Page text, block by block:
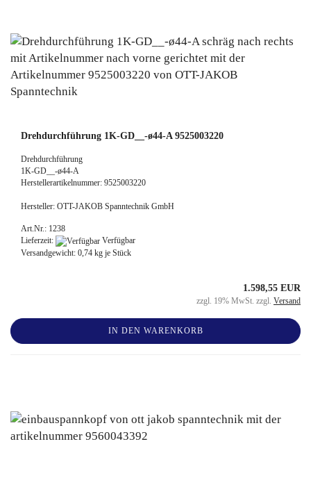
Drehdurchführung 1K-GD__-ø44-A 9525003220
Drehdurchführung
1K-GD__-ø44-A
Herstellerartikelnummer: 9525003220
Hersteller: OTT-JAKOB Spanntechnik GmbH
Art.Nr.: 1238
Lieferzeit:
Verfügbar
Versandgewicht: 0,74 kg je Stück
1.598,55 EUR
zzgl. 19% MwSt. zzgl. Versand
IN DEN WARENKORB